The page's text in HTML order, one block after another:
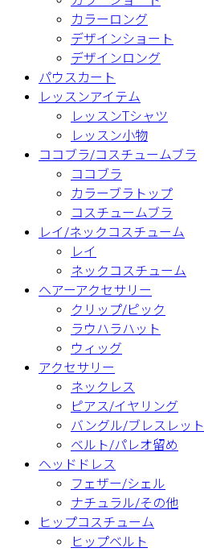
カラーロング
デザインショート
デザインロング
パウスカート
レッスンアイテム
レッスンTシャツ
レッスン小物
ココブラ/コスチュームブラ
ココブラ
カラーブラトップ
コスチュームブラ
レイ/ネックコスチューム
レイ
ネックコスチューム
ヘアーアクセサリー
クリップ/ピック
ラウハラハット
ウィッグ
アクセサリー
ネックレス
ピアス/イヤリング
バングル/ブレスレット
ベルト/パレオ留め
ヘッドドレス
フェザー/シェル
ナチュラル/その他
ヒップコスチューム
ヒップベルト